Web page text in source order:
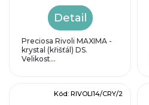
Detail
Preciosa Rivoli MAXIMA -
krystal (křišťál) DS.
Velikost...
Kód: RIVOLI14/CRY/2